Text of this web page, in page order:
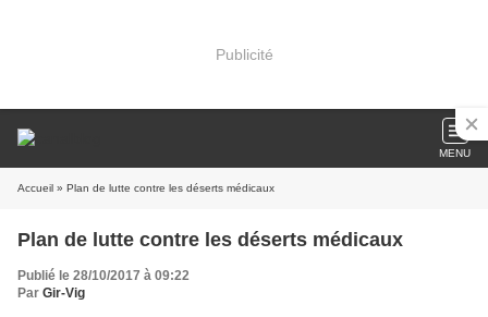
Publicité
MENU
Accueil » Plan de lutte contre les déserts médicaux
Plan de lutte contre les déserts médicaux
Publié le 28/10/2017 à 09:22
Par Gir-Vig